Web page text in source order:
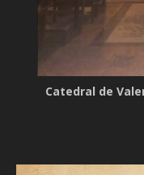
Catedral de